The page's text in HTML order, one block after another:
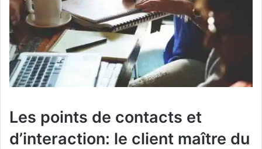
Les points de contacts et
d’interaction: le client maître du